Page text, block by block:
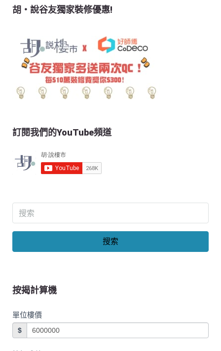
胡‧說谷友獨家裝修優惠!
訂閱我們的YouTube頻道
搜索
按揭計算機
單位樓價
$